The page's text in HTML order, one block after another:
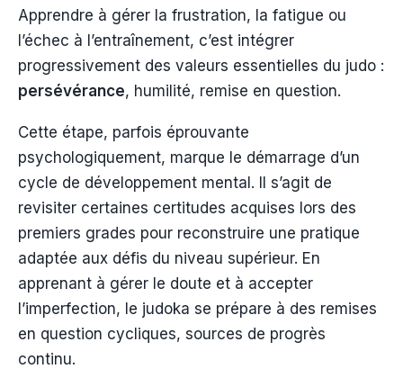
Apprendre à gérer la frustration, la fatigue ou
l’échec à l’entraînement, c’est intégrer
progressivement des valeurs essentielles du judo :
persévérance, humilité, remise en question.
Cette étape, parfois éprouvante
psychologiquement, marque le démarrage d’un
cycle de développement mental. Il s’agit de
revisiter certaines certitudes acquises lors des
premiers grades pour reconstruire une pratique
adaptée aux défis du niveau supérieur. En
apprenant à gérer le doute et à accepter
l’imperfection, le judoka se prépare à des remises
en question cycliques, sources de progrès
continu.